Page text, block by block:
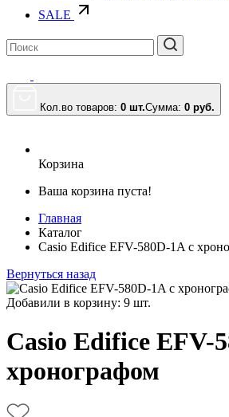
SALE
Кол.во товаров: 0 шт.Сумма: 0 руб.
Корзина
Ваша корзина пуста!
Главная
Каталог
Casio Edifice EFV-580D-1A с
Вернуться назад
Добавили в корзину: 9 шт.
Casio Edifice EFV-
хронографом